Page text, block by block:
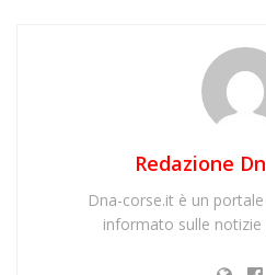
Redazione
Dna-corse.it è un
informato sulle